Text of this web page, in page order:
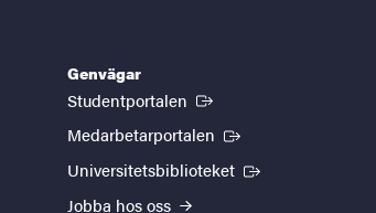
Genvägar
Studentportalen (Extern länk)
Medarbetarportalen (Extern länk)
Universitetsbiblioteket (Extern länk)
Jobba hos oss